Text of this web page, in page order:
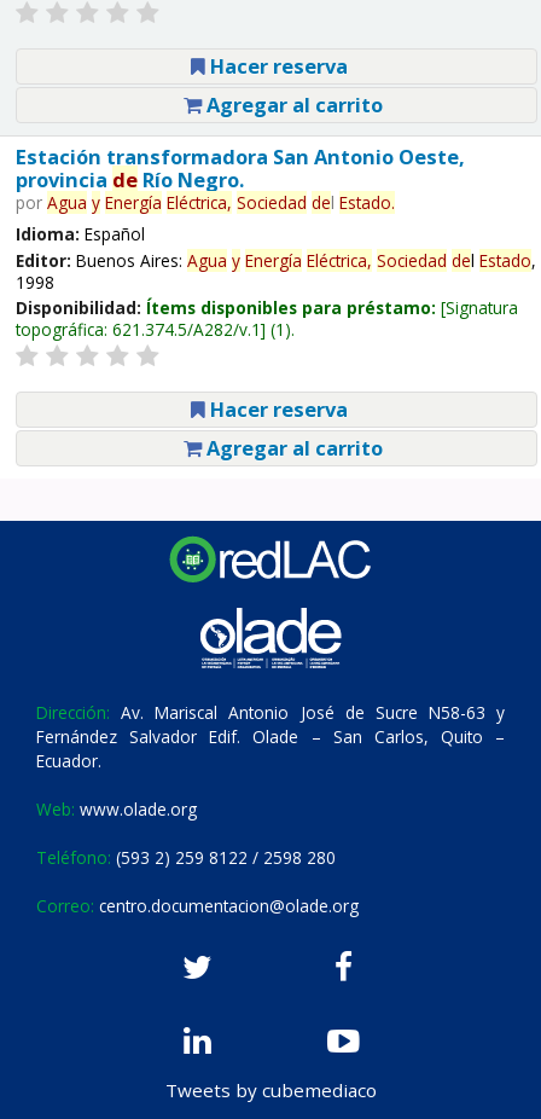
Hacer reserva
Agregar al carrito
Estación transformadora San Antonio Oeste,
provincia deRío Negro.
por Agua y Energía Eléctrica, Sociedad del Estado.
Idioma: Español
Editor: Buenos Aires: Agua y Energía Eléctrica, Sociedad del Estado,
1998
Disponibilidad: Ítems disponibles para préstamo: Signatura
topográfica: 621.374.5/A282/v.1 (1).
Hacer reserva
Agregar al carrito
Dirección: Av. Mariscal Antonio José de Sucre N58-63 y
Fernández Salvador Edif. Olade – San Carlos, Quito –
Ecuador.
Web: www.olade.org
Teléfono: (593 2) 259 8122 / 2598 280
Correo: centro.documentacion@olade.org
Tweets by cubemediaco